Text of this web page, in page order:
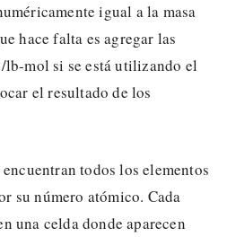
igual a la masa
hace falta es agregar las
mol si se está utilizando el
el resultado de los
encuentran todos los elementos
su número atómico. Cada
una celda donde aparecen